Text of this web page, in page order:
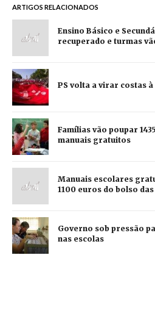
ARTIGOS RELACIONADOS
Ensino Básico e
recuperado e turmas
PS volta a virar costas
Famílias vão poupar
manuais gratuitos
Manuais escolares
1100 euros do bolso
Governo sob pressão
nas escolas